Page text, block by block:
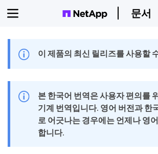
문서
이 제품의 최신 릴리즈를 사용할
본 한국어 번역은 사용자 편의를
기계 번역입니다. 영어 버전과 한
로 어긋나는 경우에는 언제나 영
합니다.